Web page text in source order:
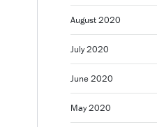
August 2020
July 2020
June 2020
May 2020